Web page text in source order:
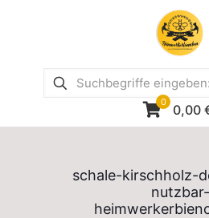
0 0,00
schale-kirschholz-
nutzbar-